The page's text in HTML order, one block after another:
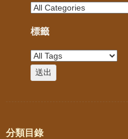
標籤
分類目錄